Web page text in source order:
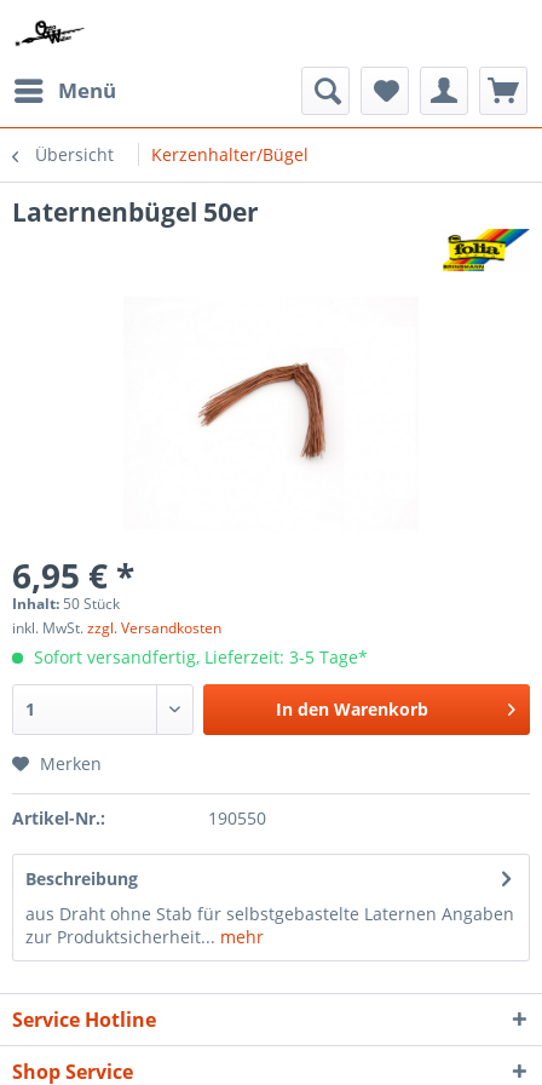
Menü
Übersicht Kerzenhalter/Bügel
Laternenbügel 50er
6,95 € *
Inhalt: 50 Stück
inkl. MwSt.zzgl. Versandkosten
Sofort versandfertig, Lieferzeit: 3-5 Tage*
In den Warenkorb
Merken
Artikel-Nr.: 190550
Beschreibung
aus Draht ohne Stab für selbstgebastelte Laternen Angaben
zur Produktsicherheit... mehr
Service Hotline
Shop Service